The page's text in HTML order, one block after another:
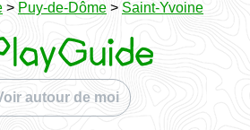
> Puy-de-Dôme > Saint-Yvoine
autour de moi